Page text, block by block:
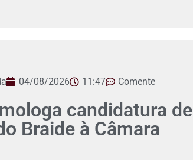
04/08/2026 11:47 Comente
candidatura de
Braide à Câmara